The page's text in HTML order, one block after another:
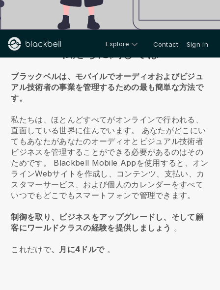
Explore Contact Sign in
ブラックベルは、モバイルでオーディオおよびビジュ
アル技術者の事業を管理するための最も簡単な方法で
す。
私たちは、ほとんどすべてがオンラインで行われる、
直面している世界に住んでいます。 あなたがどこにい
てもあなたがあなたのオーディオとビジュアル技術者
ビジネスを管理することができる必要があるのはその
ためです。
Blackbell Mobile Appを使用すると、オン
ラインWebサイトを作成し、コンテンツ、支払い、カ
スタマーサービス、および個人のカレンダーをすべて
いつでもどこでもスマートフォンで管理できます。
制御を取り、ビジネスをアップグレードし、そして顧
客にワールドクラスの経験を提供しましょう 。
これだけで、月に4ドルで。